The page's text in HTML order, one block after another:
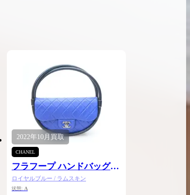
2022年10月買取
CHANEL
フラフープ ハンドバッグス
モール
ロイヤルブルー / ラムスキン
状態: A